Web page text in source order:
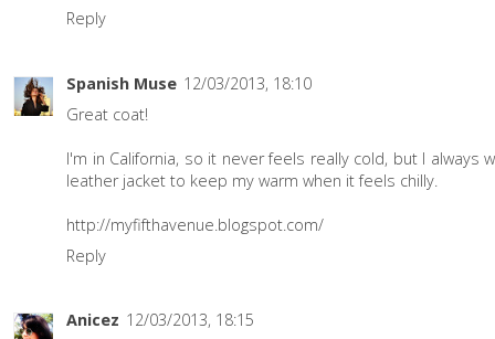
Reply
Spanish Muse 12/03/2013, 18:10
Great coat!
I'm in California, so it never feels really cold, but I always
leather jacket to keep my warm when it feels chilly.
http://myfifthavenue.blogspot.com/
Reply
Anicez 12/03/2013, 18:15